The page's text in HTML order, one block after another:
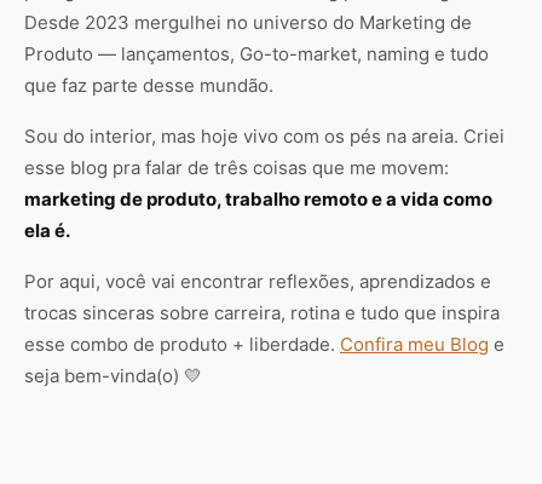
Desde 2023 mergulhei no universo do Marketing de
Produto — lançamentos, Go-to-market, naming e tudo
que faz parte desse mundão.
Sou do interior, mas hoje vivo com os pés na areia. Criei
esse blog pra falar de três coisas que me movem:
marketing de produto, trabalho remoto e a vida como
ela é.
Por aqui, você vai encontrar reflexões, aprendizados e
trocas sinceras sobre carreira, rotina e tudo que inspira
esse combo de produto + liberdade. Confira meu Blog e
seja bem-vinda(o) 💛